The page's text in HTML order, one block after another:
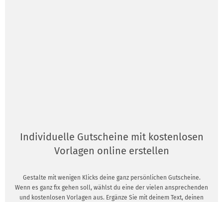
Individuelle Gutscheine mit kostenlosen
Vorlagen online erstellen
Gestalte mit wenigen Klicks deine ganz persönlichen Gutscheine.
Wenn es ganz fix gehen soll, wählst du eine der vielen ansprechenden
und kostenlosen Vorlagen aus. Ergänze Sie mit deinem Text, deinen